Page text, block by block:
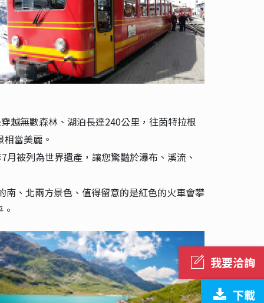
我要洽詢
下載
越無數森林、湖泊長達240公里，往茵特拉根
當美麗。
被列為世界遺產，讓您驚豔於瀑布、溪流、
、北兩方景色、值得留意的是紅色的火車會攀